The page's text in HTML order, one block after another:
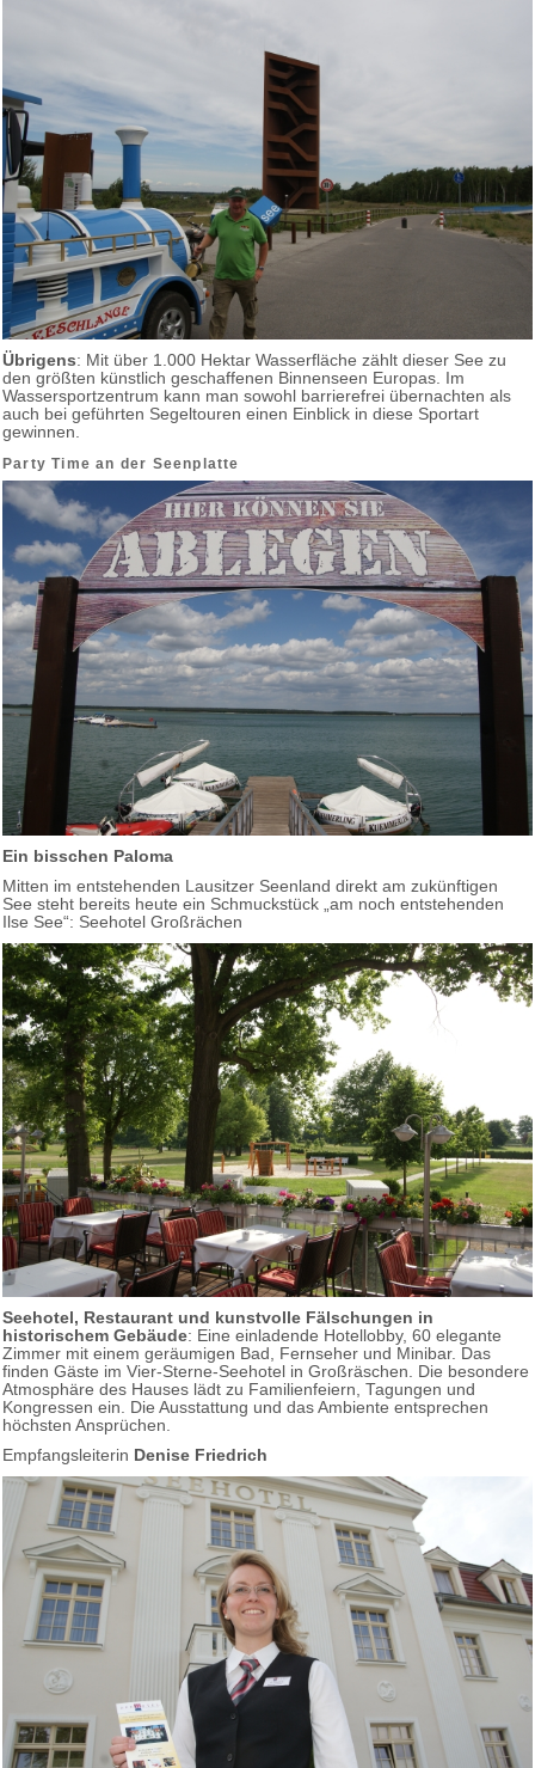
Übrigens: Mit über 1.000 Hektar Wasserfläche zählt dieser See zu
den größten künstlich geschaffenen Binnenseen Europas. Im
Wassersportzentrum kann man sowohl barrierefrei übernachten als
auch bei geführten Segeltouren einen Einblick in diese Sportart
gewinnen.
Party Time an der Seenplatte
Ein bisschen Paloma
Mitten im entstehenden Lausitzer Seenland direkt am zukünftigen
See steht bereits heute ein Schmuckstück „am noch entstehenden
Ilse See“: Seehotel Großrächen
Seehotel, Restaurant und kunstvolle Fälschungen in
historischem Gebäude: Eine einladende Hotellobby, 60 elegante
Zimmer mit einem geräumigen Bad, Fernseher und Minibar. Das
finden Gäste im Vier-Sterne-Seehotel in Großräschen. Die besondere
Atmosphäre des Hauses lädt zu Familienfeiern, Tagungen und
Kongressen ein. Die Ausstattung und das Ambiente entsprechen
höchsten Ansprüchen.
Empfangsleiterin Denise Friedrich